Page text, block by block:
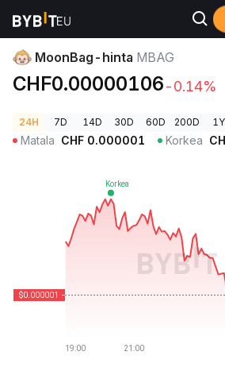
Kryptohinnat
MoonBag-hinta MBAG
CHF0.00000106-0.14%
24H 7D 14D 30D 60D 200D 1Y
Matala CHF 0.000001 Korkea